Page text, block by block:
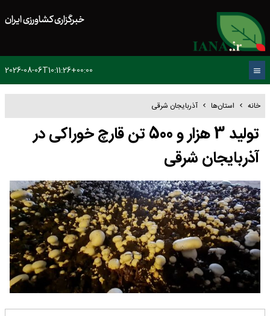
خبرگزاری کشاورزی ایران
2026-08-06T10:11:26+00:00
خانه استان‌ها آذربایجان شرقی
تولید 3 هزار و 500 تن قارچ خوراکی در
آذربایجان شرقی